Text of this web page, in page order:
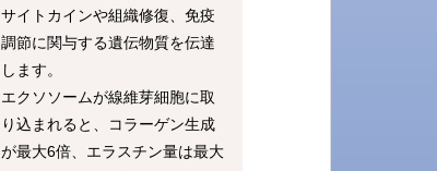
サイトカインや組織修復、免疫
調節に関与する遺伝物質を伝達
します。
エクソソームが線維芽細胞に取
り込まれると、コラーゲン生成
が最大6倍、エラスチン量は最大